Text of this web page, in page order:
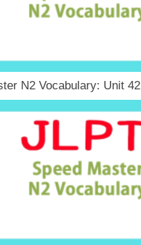
N2 Vocabulary: Unit 42